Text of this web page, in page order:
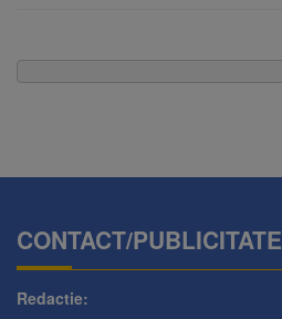
CONTACT/PUBLICITATE
Redactie: